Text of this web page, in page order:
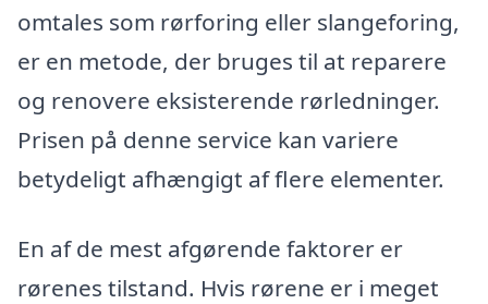
omtales som rørforing eller slangeforing,
er en metode, der bruges til at reparere
og renovere eksisterende rørledninger.
Prisen på denne service kan variere
betydeligt afhængigt af flere elementer.
En af de mest afgørende faktorer er
rørenes tilstand. Hvis rørene er i meget